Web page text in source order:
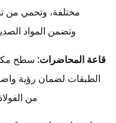
مختلفة، وتحمي من
وتضمن المواد
قاعة المحاضرات: سطح
الطبقات لضمان رؤية
من